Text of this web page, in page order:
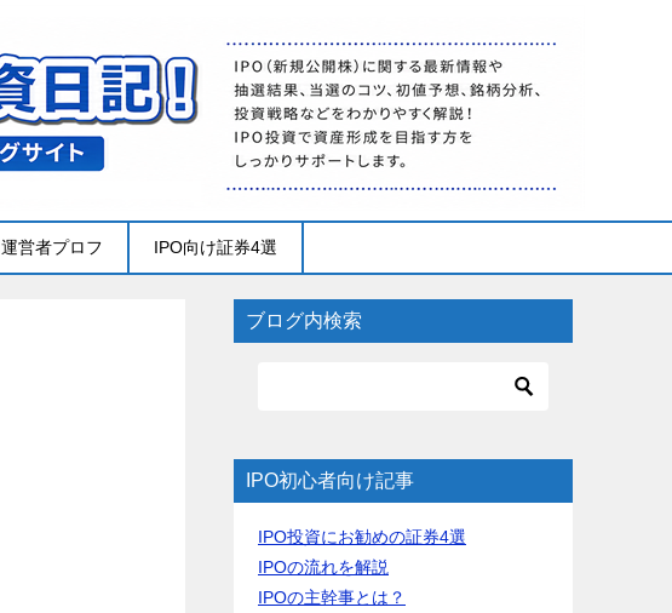
運営者プロフ IPO向け証券4選
ブログ内検索
IPO初心者向け記事
IPO投資にお勧めの証券4選
IPOの流れを解説
IPOの主幹事とは？